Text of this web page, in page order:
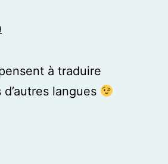
à traduire
langues